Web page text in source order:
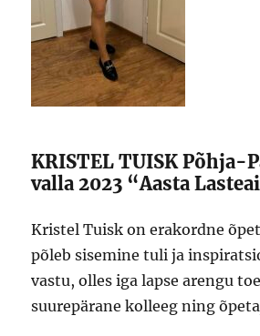
KRISTEL TUISK Põhja-
valla 2023 “Aasta
Kristel Tuisk on erakordne
põleb sisemine tuli ja
vastu, olles iga lapse arengu
suurepärane kolleeg ning